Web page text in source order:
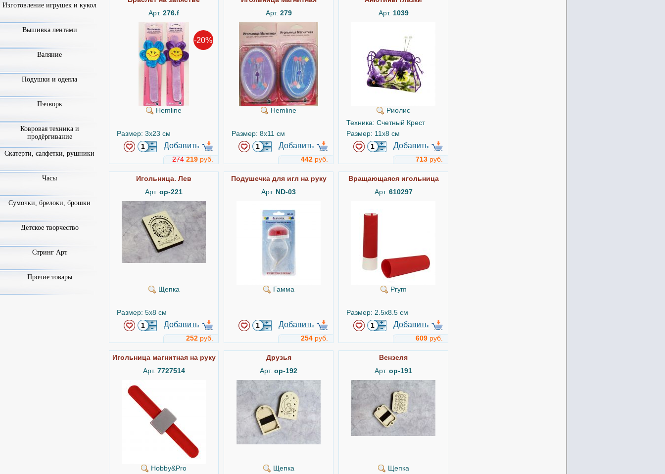
Арт. 276.f
-20%
Hemline
Размер: 3x23 см
Добавить
274 219 руб.
Арт. 279
Hemline
Размер: 8x11 см
Добавить
442 руб.
Арт. 1039
Риолис
Техника: Счетный Крест
Размер: 11x8 см
Добавить
713 руб.
Игольница. Лев
Арт. ор-221
Щепка
Размер: 5x8 см
Добавить
252 руб.
Подушечка для игл на руку
Арт. ND-03
Гамма
Добавить
254 руб.
Вращающаяся игольница
Арт. 610297
Prym
Размер: 2.5x8.5 см
Добавить
609 руб.
Игольница магнитная на руку
Арт. 7727514
Hobby&Pro
Друзья
Арт. ор-192
Щепка
Вензеля
Арт. ор-191
Щепка
Изготовление игрушек и кукол
Вышивка лентами
Валяние
Подушки и одеяла
Пэчворк
Ковровая техника и
продёргивание
Скатерти, салфетки, рушники
Часы
Сумочки, брелоки, брошки
Детское творчество
Стринг Арт
Прочие товары